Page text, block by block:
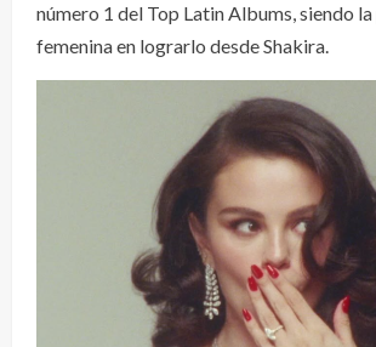
número 1 del Top Latin Albums, siendo
femenina en lograrlo desde Shakira.